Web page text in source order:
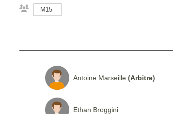
M15
Antoine Marseille (Arbitre)
Ethan Broggini